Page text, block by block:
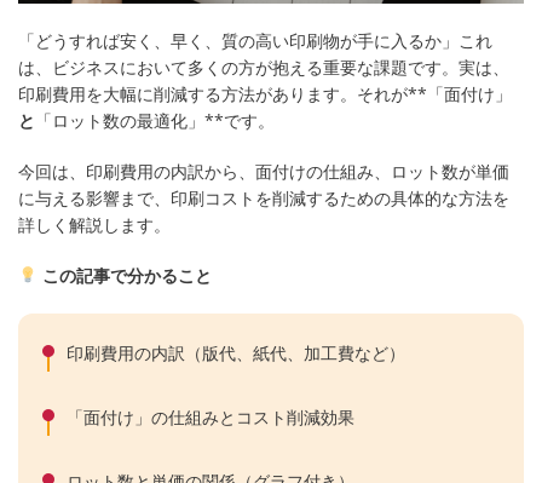
「どうすれば安く、早く、質の高い印刷物が手に入るか」これ
は、ビジネスにおいて多くの方が抱える重要な課題です。実は、
印刷費用を大幅に削減する方法があります。それが**「面付け」
と 「ロット数の最適化」**です。
今回は、印刷費用の内訳から、面付けの仕組み、ロット数が単価
に与える影響まで、印刷コストを削減するための具体的な方法を
詳しく解説します。
この記事で分かること
印刷費用の内訳（版代、紙代、加工費など）
「面付け」の仕組みとコスト削減効果